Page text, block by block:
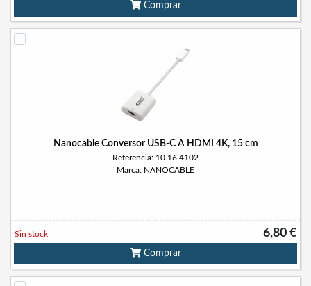
Comprar
Nanocable Conversor USB-C A HDMI 4K, 15 cm
Referencia: 10.16.4102
Marca: NANOCABLE
6,80 €
Sin stock
Comprar